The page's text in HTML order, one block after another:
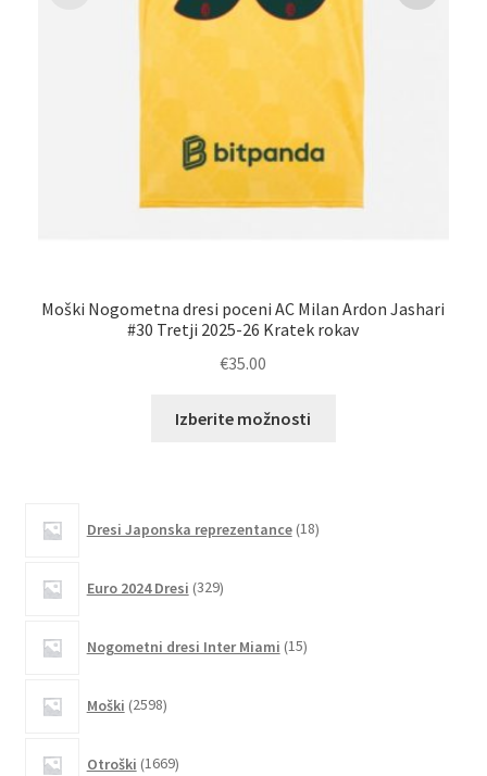
Moški Nogometna dresi poceni AC Milan Ardon Jashari
#30 Tretji 2025-26 Kratek rokav
€35.00
Izberite možnosti
Dresi Japonska reprezentance 18izdelkov
Euro 2024 Dresi 329izdelkov
Nogometni dresi Inter Miami 15izdelkov
Moški 2598izdelkov
Otroški 1669